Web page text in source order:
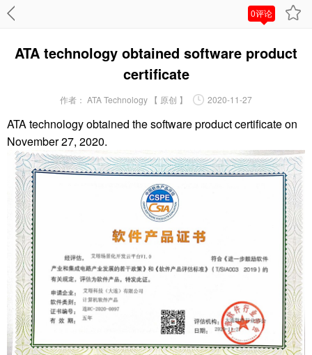
0评论
ATA technology obtained software product
certificate
作者： ATA Technology 【 原创 】 2020-11-27
ATA technology obtained the software product certificate on
November 27, 2020.